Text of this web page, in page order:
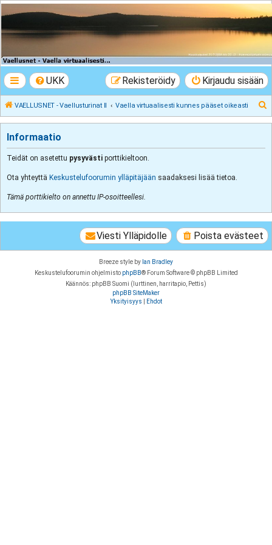
VAELLUSNET -
Vaellusturinat II
UKK Kirjaudu sisään
Rekisteröidy
VAELLUSNET - Vaellusturinat II Vaella virtuaalisesti kunnes pääset oikeasti
Informaatio
Teidät on asetettu pysyvästi porttikieltoon.
Ota yhteyttä Keskustelufoorumin ylläpitäjään saadaksesi lisää tietoa.
Tämä porttikielto on annettu IP-osoitteellesi.
Poista evästeet
Viesti Ylläpidolle
Breeze style by Ian Bradley
Keskustelufoorumin ohjelmisto phpBB® Forum Software © phpBB Limited
Käännös: phpBB Suomi (lurttinen, harritapio, Pettis)
phpBB SiteMaker
Yksityisyys
Ehdot